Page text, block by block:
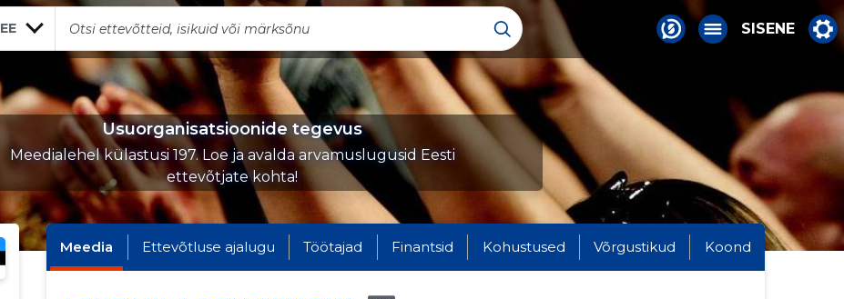
EE SISENE
Usuorganisatsioonide tegevus
Meedialehel külastusi 197. Loe ja avalda arvamuslugusid Eesti
ettevõtjate kohta!
Meedia Ettevõtluse ajalugu Töötajad Finantsid Kohustused Võrgustikud Koond